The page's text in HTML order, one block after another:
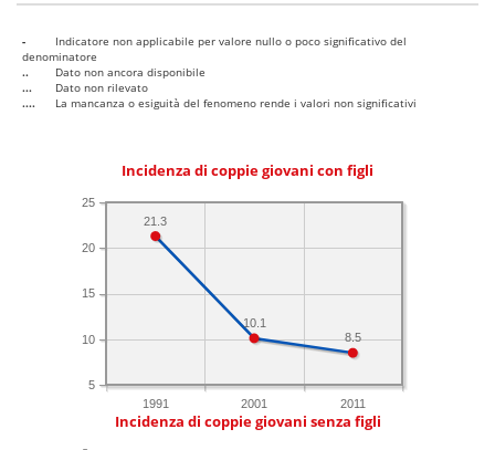
-
Indicatore non applicabile per valore nullo o poco significativo del
denominatore
..
Dato non ancora disponibile
...
Dato non rilevato
....
La mancanza o esiguità del fenomeno rende i valori non significativi
Incidenza di coppie giovani con figli
1991 2001 2011
5
10
15
20
25
8.5
10.1
21.3
Incidenza di coppie giovani senza figli